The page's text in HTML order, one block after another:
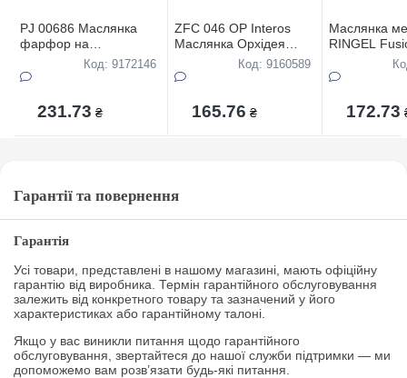
PJ 00686 Маслянка
фарфор на
дер.пiдставцi 21см в
упаковці
Код: 9172146
231.73 ₴
ZFC 046 ОР Interos
Маслянка Орхідея
Код: 9160589
165.76 ₴
Маслянка
RINGEL
упаковцi
172.73
Гарантії та повернення
Гарантія
Усі товари, представлені в нашому магазині, мають офіційну
гарантію від виробника. Термін гарантійного обслуговування
залежить від конкретного товару та зазначений у його
характеристиках або гарантійному талоні.
Якщо у вас виникли питання щодо гарантійного
обслуговування, звертайтеся до нашої служби підтримки — ми
допоможемо вам розв’язати будь-які питання.